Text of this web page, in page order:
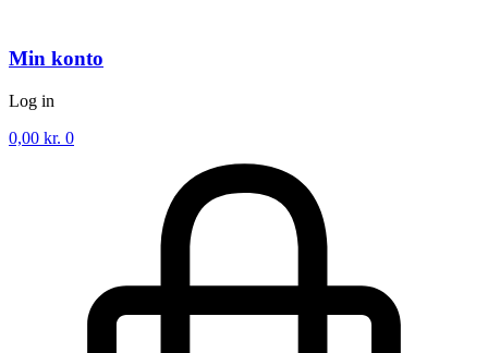
Min konto
Log in
0,00 kr. 0